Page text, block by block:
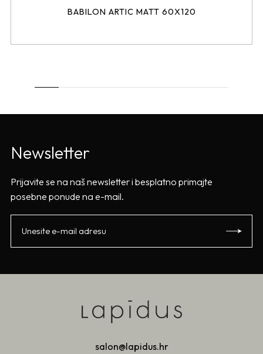
BABILON ARTIC MATT 60X120
Newsletter
Prijavite se na naš newsletter i besplatno primajte
posebne ponude na e-mail.
salon@lapidus.hr